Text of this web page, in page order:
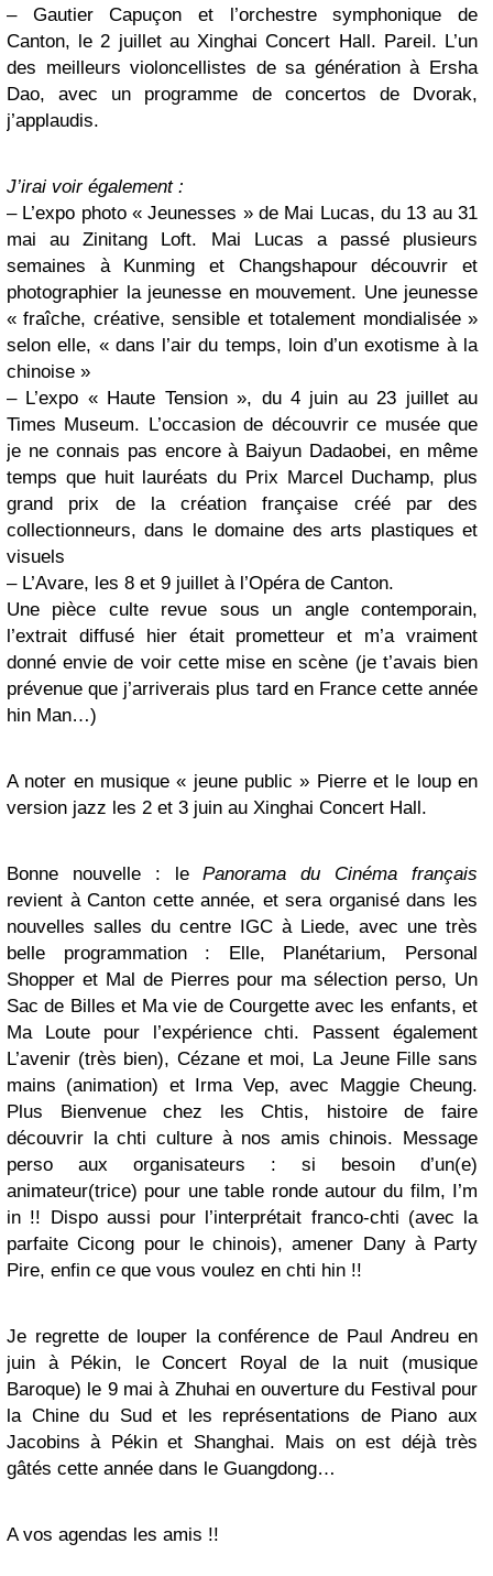
– Gautier Capuçon et l’orchestre symphonique de
Canton, le 2 juillet au Xinghai Concert Hall. Pareil. L’un
des meilleurs violoncellistes de sa génération à Ersha
Dao, avec un programme de concertos de Dvorak,
j’applaudis.
J’irai voir également :
– L’expo photo « Jeunesses » de Mai Lucas, du 13 au 31
mai au Zinitang Loft. Mai Lucas a passé plusieurs
semaines à Kunming et Changshapour découvrir et
photographier la jeunesse en mouvement. Une jeunesse
« fraîche, créative, sensible et totalement mondialisée »
selon elle, « dans l’air du temps, loin d’un exotisme à la
chinoise »
– L’expo « Haute Tension », du 4 juin au 23 juillet au
Times Museum. L’occasion de découvrir ce musée que
je ne connais pas encore à Baiyun Dadaobei, en même
temps que huit lauréats du Prix Marcel Duchamp, plus
grand prix de la création française créé par des
collectionneurs, dans le domaine des arts plastiques et
visuels
– L’Avare, les 8 et 9 juillet à l’Opéra de Canton.
Une pièce culte revue sous un angle contemporain,
l’extrait diffusé hier était prometteur et m’a vraiment
donné envie de voir cette mise en scène (je t’avais bien
prévenue que j’arriverais plus tard en France cette année
hin Man…)
A noter en musique « jeune public » Pierre et le loup en
version jazz les 2 et 3 juin au Xinghai Concert Hall.
Bonne nouvelle : lePanorama du Cinéma français
revient à Canton cette année, et sera organisé dans les
nouvelles salles du centre IGC à Liede, avec une très
belle programmation : Elle, Planétarium, Personal
Shopper et Mal de Pierres pour ma sélection perso, Un
Sac de Billes et Ma vie de Courgette avec les enfants, et
Ma Loute pour l’expérience chti. Passent également
L’avenir (très bien), Cézane et moi, La Jeune Fille sans
mains (animation) et Irma Vep, avec Maggie Cheung.
Plus Bienvenue chez les Chtis, histoire de faire
découvrir la chti culture à nos amis chinois. Message
perso aux organisateurs : si besoin d’un(e)
animateur(trice) pour une table ronde autour du film, I’m
in !! Dispo aussi pour l’interprétait franco-chti (avec la
parfaite Cicong pour le chinois), amener Dany à Party
Pire, enfin ce que vous voulez en chti hin !!
Je regrette de louper la conférence de Paul Andreu en
juin à Pékin, le Concert Royal de la nuit (musique
Baroque) le 9 mai à Zhuhai en ouverture du Festival pour
la Chine du Sud et les représentations de Piano aux
Jacobins à Pékin et Shanghai. Mais on est déjà très
gâtés cette année dans le Guangdong…
A vos agendas les amis !!